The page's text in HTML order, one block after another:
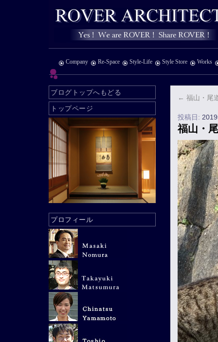
Company Re-Space Style-Life Style Store Works
← 福山・尾
投稿日:
福山・
ブログトップへもどる
トップページ
プロフィール